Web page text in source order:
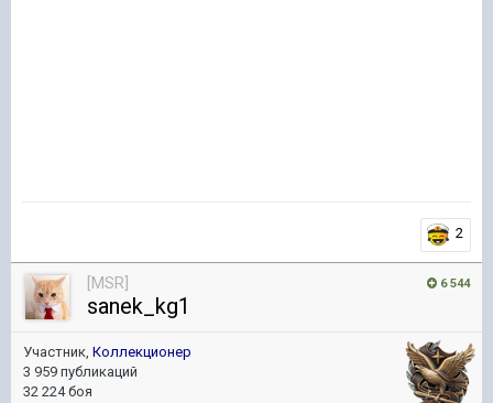
2
6 544
[MSR]
sanek_kg1
Участник, Коллекционер
3 959 публикаций
32 224 боя